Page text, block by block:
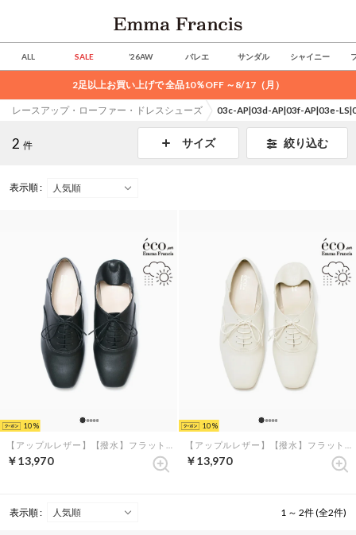
ALL SALE ’26AW バレエ サンダル シャイニー
2足以上お買い上げで 全品10％OFF ～8/17（月）
レースアップ・ローファー・ドレスシューズ 03c-AP|03d-AP|03f-AP|03e-
2 件 サイズ 絞り込む
表示順 :
10
￥13,970
10
￥13,970
表示順 : 1 ～ 2件 (全2件)